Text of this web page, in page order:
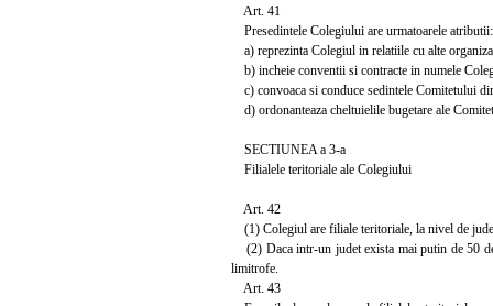
Art. 41
Presedintele Colegiului are urmatoarele atributii:
a) reprezinta Colegiul in relatiile cu alte
b) incheie conventii si contracte in numele
c) convoaca si conduce sedintele Comitetului
d) ordonanteaza cheltuielile bugetare ale
SECTIUNEA a 3-a
Filialele teritoriale ale Colegiului
Art. 42
(1) Colegiul are filiale teritoriale, la nivel de
(2) Daca intr-un judet exista mai putin de 50
limitrofe.
Art. 43